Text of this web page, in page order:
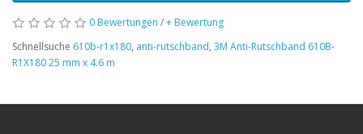
0 Bewertungen /+ Bewertung
Schnellsuche 610b-r1x180, anti-rutschband, 3M Anti-Rutschband 610B-
R1X180 25 mm x 4.6 m